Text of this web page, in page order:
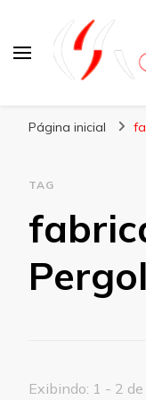
Página inicial
TAG
Exibindo: 1 - 2